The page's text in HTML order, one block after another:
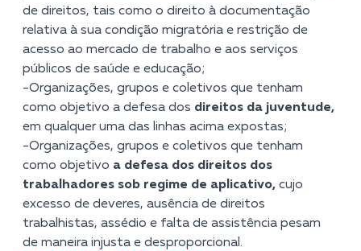
de direitos, tais como o direito à documentação
relativa à sua condição migratória e restrição de
acesso ao mercado de trabalho e aos serviços
públicos de saúde e educação;
-Organizações, grupos e coletivos que tenham
como objetivo a defesa dos direitos da juventude,
em qualquer uma das linhas acima expostas;
-Organizações, grupos e coletivos que tenham
como objetivo a defesa dos direitos dos
trabalhadores sob regime de aplicativo, cujo
excesso de deveres, ausência de direitos
trabalhistas, assédio e falta de assistência pesam
de maneira injusta e desproporcional.